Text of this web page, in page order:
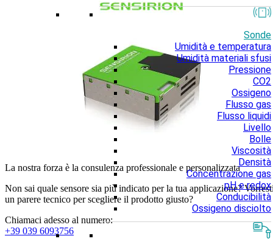
Sonde
Umidità e temperatura
Umidità materiali sfusi
Pressione
CO2
Ossigeno
Flusso gas
Flusso liquidi
Livello
Bolle
Viscosità
Densità
Concentrazione gas
pH e redox
Conducibilità
Ossigeno disciolto
La nostra forza è la consulenza professionale e personalizzata
Non sai quale sensore sia più indicato per la tua applicazione?
un parere tecnico per scegliere il prodotto giusto?
Chiamaci adesso al numero:
+39 039 6093756